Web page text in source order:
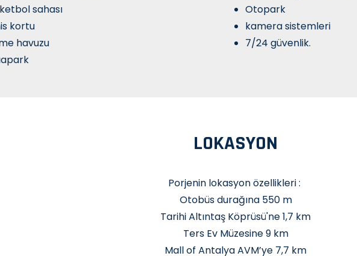
sahası
kortu
havuzu
Otopark
kamera sistemleri
7/24 güvenlik.
LOKASYON
Porjenin lokasyon özellikleri :
Otobüs durağına 550 m
Tarihi Altıntaş Köprüsü'ne 1,7 km
Ters Ev Müzesine 9 km
Mall of Antalya AVM’ye 7,7 km